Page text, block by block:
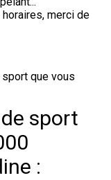
merci de
que vous
sport
: